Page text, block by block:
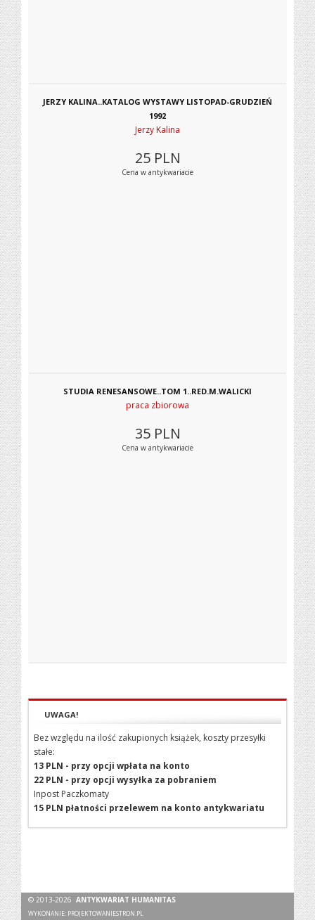
JERZY KALINA..KATALOG WYSTAWY LISTOPAD-GRUDZIEŃ
1992
Jerzy Kalina
25 PLN
Cena w antykwariacie
STUDIA RENESANSOWE..TOM 1..RED.M.WALICKI
praca zbiorowa
35 PLN
Cena w antykwariacie
UWAGA!
Bez względu na ilość zakupionych książek, koszty przesyłki
stałe:
13 PLN - przy opcji wpłata na konto
22 PLN - przy opcji wysyłka za pobraniem
Inpost Paczkomaty
15 PLN płatności przelewem na konto antykwariatu
© 2013-2026ANTYKWARIAT HUMANITAS
WYKONANIE: PROJEKTOWANIESTRON.PL